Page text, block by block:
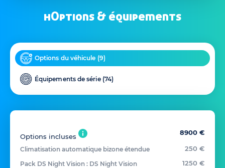
hOptions & équipements
Options du véhicule (9)
Équipements de série (74)
Options incluses 8900 €
Climatisation automatique bizone étendue 250 €
Pack DS Night Vision : DS Night Vision 1250 €